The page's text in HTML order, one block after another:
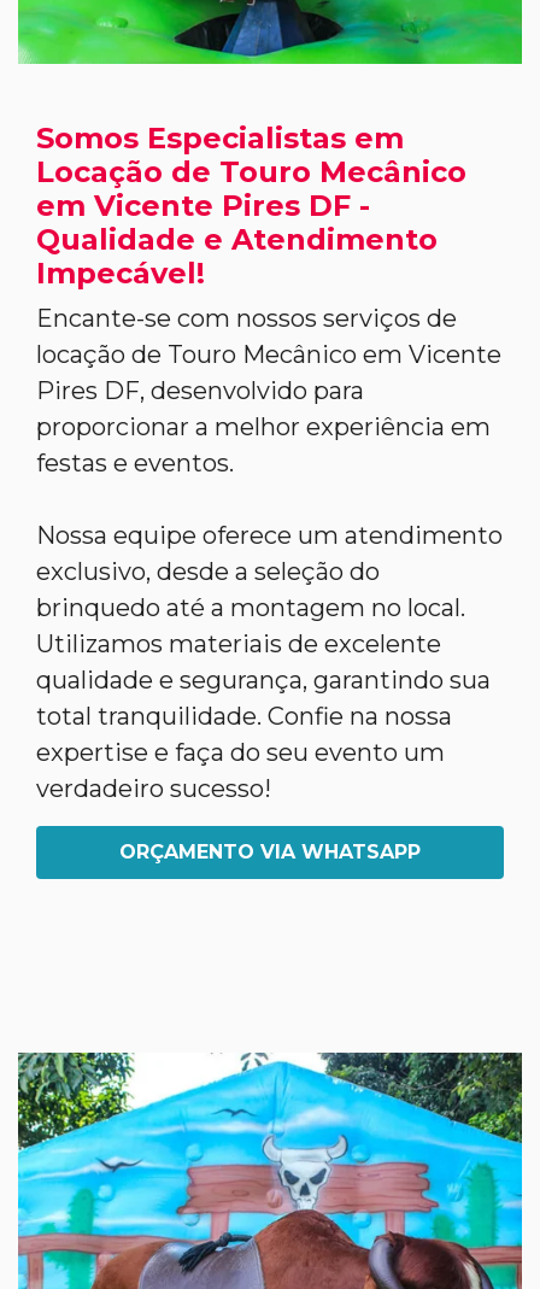
Somos Especialistas em
Locação de Touro Mecânico
em Vicente Pires DF -
Qualidade e Atendimento
Impecável!
Encante-se com nossos serviços de
locação de Touro Mecânico em Vicente
Pires DF, desenvolvido para
proporcionar a melhor experiência em
festas e eventos.
Nossa equipe oferece um atendimento
exclusivo, desde a seleção do
brinquedo até a montagem no local.
Utilizamos materiais de excelente
qualidade e segurança, garantindo sua
total tranquilidade. Confie na nossa
expertise e faça do seu evento um
verdadeiro sucesso!
ORÇAMENTO VIA WHATSAPP